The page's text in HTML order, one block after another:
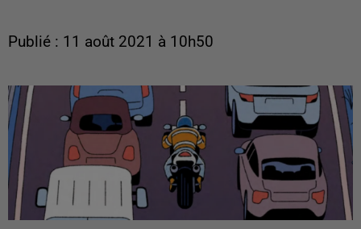
Publié : 11 août 2021 à 10h50